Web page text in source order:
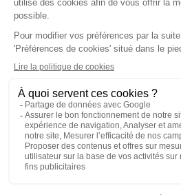
© 2024 APBP